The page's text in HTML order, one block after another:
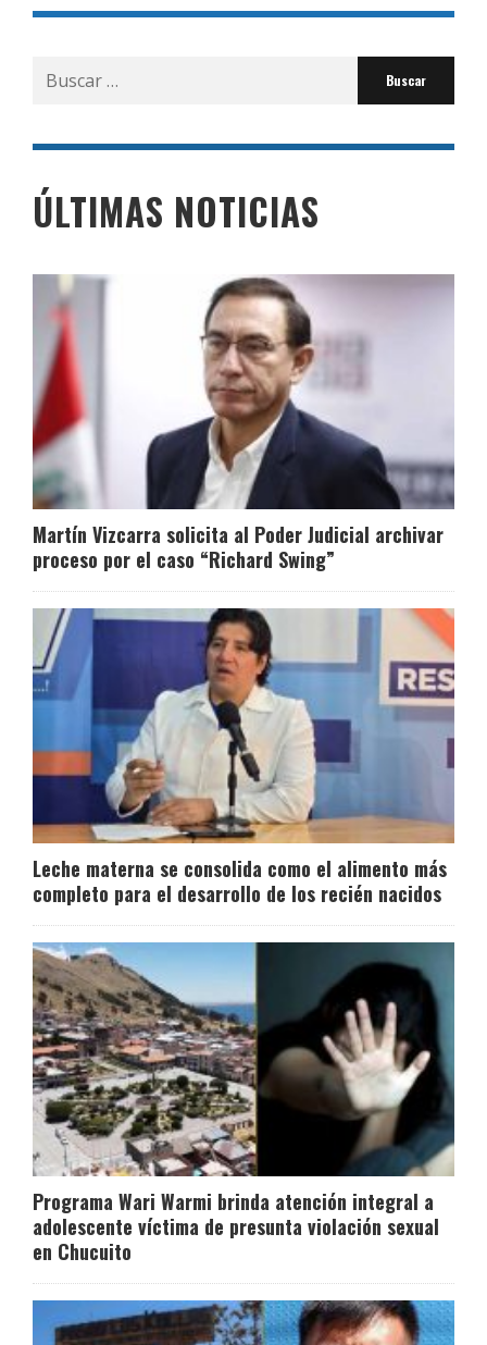
Buscar
por:
ÚLTIMAS NOTICIAS
Martín Vizcarra solicita al Poder Judicial archivar
proceso por el caso “Richard Swing”
Leche materna se consolida como el alimento más
completo para el desarrollo de los recién nacidos
Programa Wari Warmi brinda atención integral a
adolescente víctima de presunta violación sexual
en Chucuito